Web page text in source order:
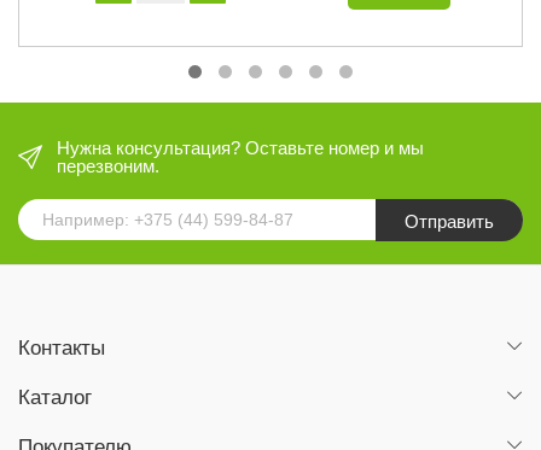
Нужна консультация? Оставьте номер и мы
перезвоним.
Отправить
Контакты
Каталог